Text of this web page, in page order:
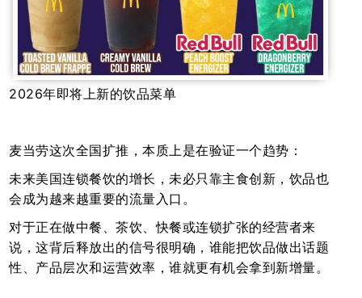
2026年即将上新的饮品菜单
麦当劳这次全国扩推，本质上是在验证一个趋势：
未来美国连锁餐饮的增长，未必只靠主食创新，饮品也
会成为越来越重要的流量入口。
对于正在做中餐、茶饮、快餐或连锁扩张的经营者来
说，这背后释放出的信号很明确，谁能把饮品做出话题
性、产品层次和运营效率，谁就更有机会拿到新增量。